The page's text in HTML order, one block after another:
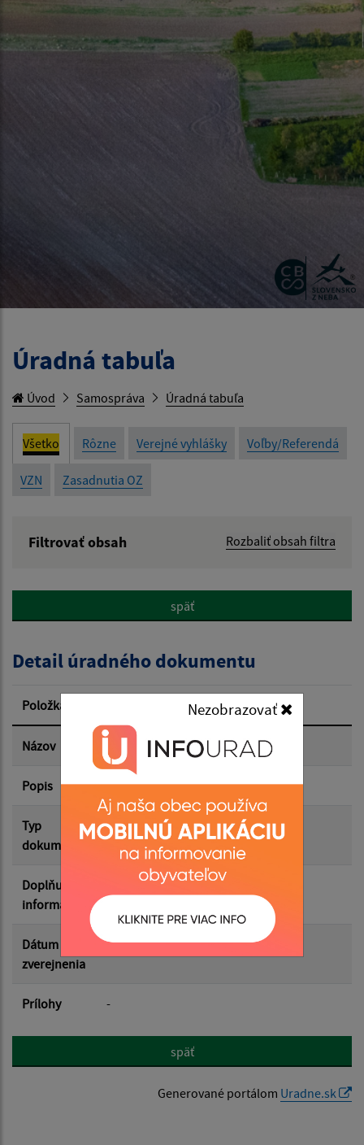
Nezobrazovať
Úradná tabuľa
Úvod Samospráva Úradná tabuľa
Všetko Rôzne Verejné vyhlášky Voľby/Referendá
VZN Zasadnutia OZ
Filtrovať obsah Rozbaliť obsah filtra
Popis:
Dátum zverejnenia od:
Dátum zverejnenia do:
Filtrovať Reset
späť
Detail úradného dokumentu
Položka
Názov
Popis
Typ
dokumentu
Doplňujúce
informácie
Dátum
zverejnenia
Prílohy -
späť
Generované portálom Uradne.sk